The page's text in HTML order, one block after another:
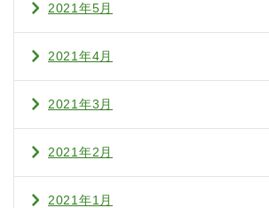
2021年5月
2021年4月
2021年3月
2021年2月
2021年1月